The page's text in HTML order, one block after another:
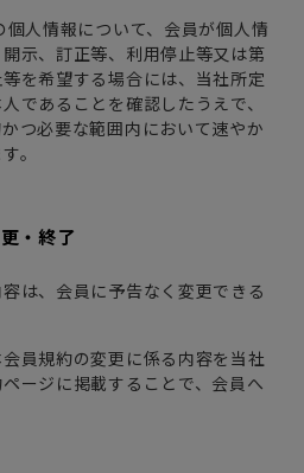
人情報について、会員が個人情
示、訂正等、利用停止等又は第
を希望する場合には、当社所定
であることを確認したうえで、
つ必要な範囲内において速やか
。
・終了
は、会員に予告なく変更できる
員規約の変更に係る内容を当社
ージに掲載することで、会員へ